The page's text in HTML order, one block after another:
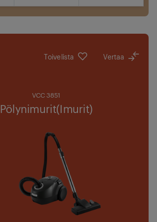
Toivelista Vertaa
VCC 3851
Pölynimurit(Imurit)